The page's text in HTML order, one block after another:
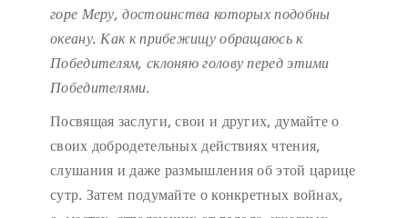
горе Меру, достоинства которых подобны
океану. Как к прибежищу обращаюсь к
Победителям, склоняю голову перед этими
Победителями.
Посвящая заслуги, свои и других, думайте о
своих добродетельных действиях чтения,
слушания и даже размышления об этой царице
сутр. Затем подумайте о конкретных войнах,